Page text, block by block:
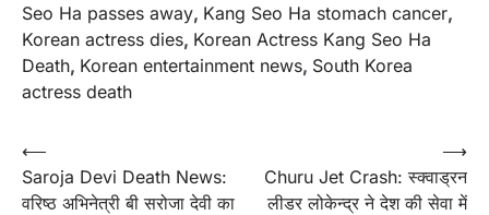
Seo Ha passes away, Kang Seo Ha stomach cancer,
Korean actress dies, Korean Actress Kang Seo Ha
Death, Korean entertainment news, South Korea
actress death
Post
navigation
⟵
Saroja Devi Death News:
वरिष्ठ अभिनेत्री बी सरोजा देवी का
Churu Jet Crash: स्क्वाड्रन
लीडर लोकेन्द्र ने देश की सेवा में
⟶